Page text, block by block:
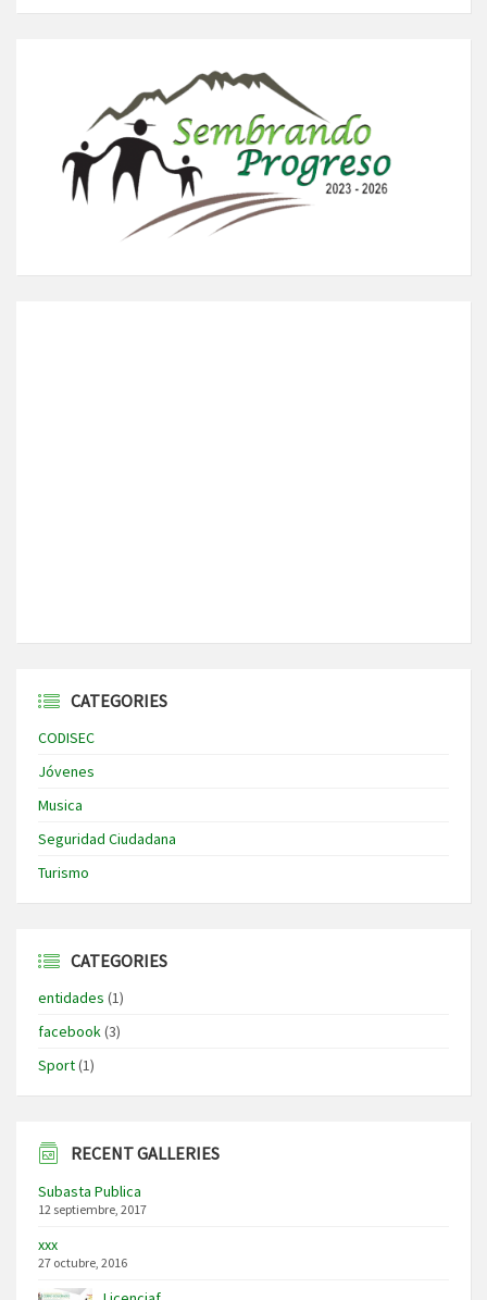
CATEGORIES
CODISEC
Jóvenes
Musica
Seguridad Ciudadana
Turismo
CATEGORIES
entidades (1)
facebook(3)
Sport(1)
RECENT GALLERIES
Subasta Publica
12 septiembre, 2017
xxx
27 octubre, 2016